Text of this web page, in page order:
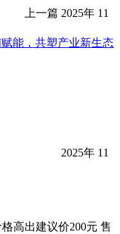
上一篇 2025年 11
能，共塑产业新生态
2025年 11